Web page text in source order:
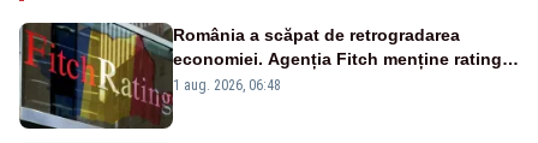
România a scăpat de retrogradarea
economiei. Agenția Fitch menține ratingul
„BBB-” cu perspectivă negativă
1 aug. 2026, 06:48